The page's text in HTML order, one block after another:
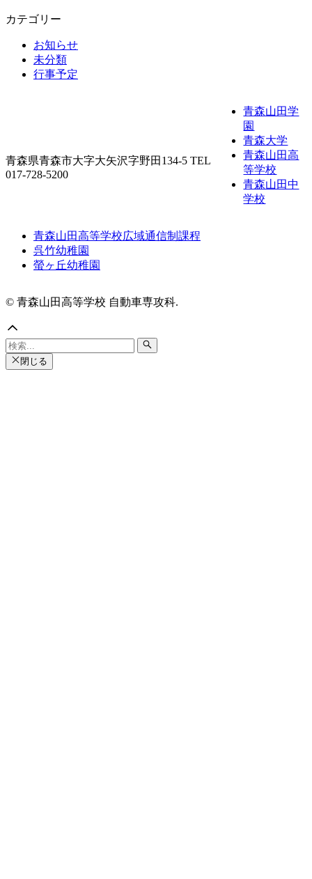
カテゴリー
お知らせ
未分類
行事予定
青森県青森市大字大矢沢字野田134-5 TEL
017-728-5200
青森山田学
園
青森大学
青森山田高
等学校
青森山田中
学校
青森山田高等学校広域通信制課程
呉竹幼稚園
螢ヶ丘幼稚園
© 青森山田高等学校 自動車専攻科.
閉じる